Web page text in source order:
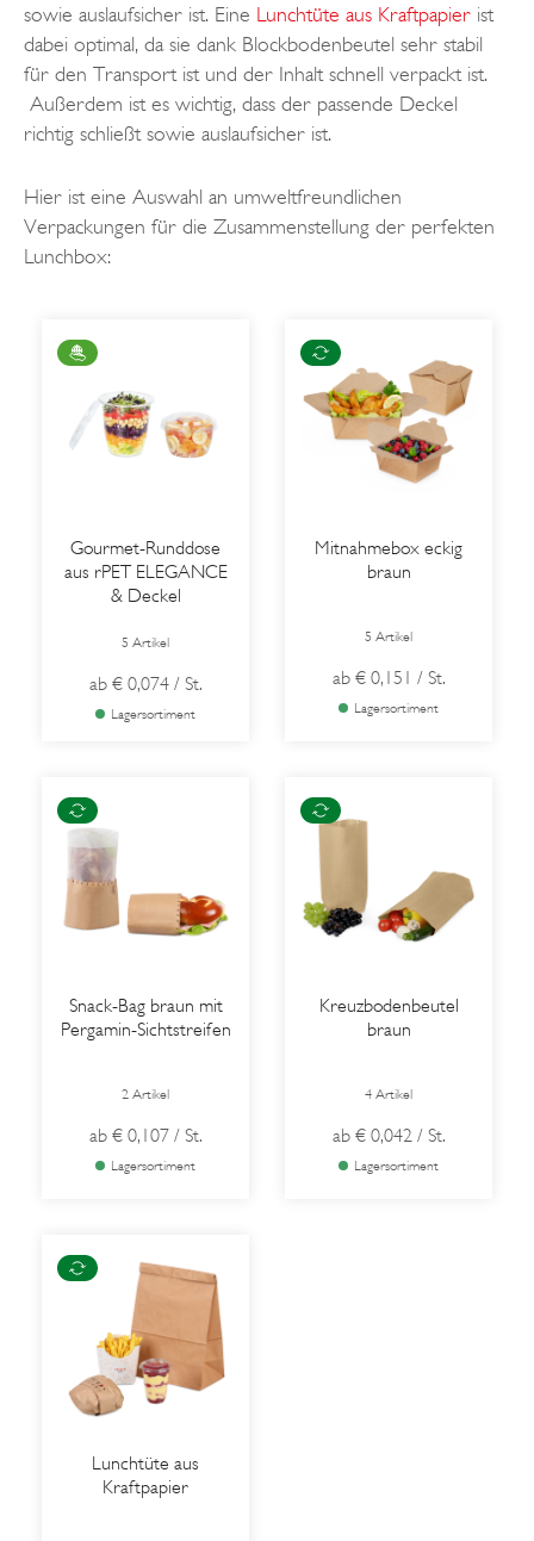
sowie auslaufsicher ist. Eine Lunchtüte aus Kraftpapier ist
dabei optimal, da sie dank Blockbodenbeutel sehr stabil
für den Transport ist und der Inhalt schnell verpackt ist.
Außerdem ist es wichtig, dass der passende Deckel
richtig schließt sowie auslaufsicher ist.
Hier ist eine Auswahl an umweltfreundlichen
Verpackungen für die Zusammenstellung der perfekten
Lunchbox:
Gourmet-Runddose
aus rPET ELEGANCE
& Deckel
5 Artikel
ab € 0,074 / St.
Lagersortiment
Mitnahmebox eckig
braun
5 Artikel
ab € 0,151 / St.
Lagersortiment
Snack-Bag braun mit
Pergamin-Sichtstreifen
2 Artikel
ab € 0,107 / St.
Lagersortiment
Kreuzbodenbeutel
braun
4 Artikel
ab € 0,042 / St.
Lagersortiment
Lunchtüte aus
Kraftpapier